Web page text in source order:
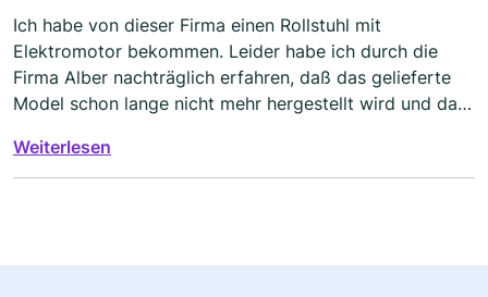
Ich habe von dieser Firma einen Rollstuhl mit
Elektromotor bekommen. Leider habe ich durch die
Firma Alber nachträglich erfahren, daß das gelieferte
Model schon lange nicht mehr hergestellt wird und daß
Weiterlesen